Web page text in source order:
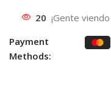
20 ¡Gente
Payment
Methods: